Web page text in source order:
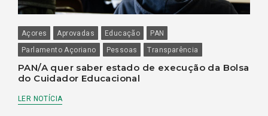
Açores Aprovadas Educação
PAN
Parlamento Açoriano
Pessoas Transparência
PAN/A quer saber estado de execução da Bolsa
do Cuidador Educacional
LER NOTÍCIA